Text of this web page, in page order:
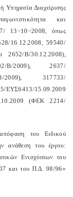
Υπηρεσία Διαχείρισης
και
13−10−2008, όπως
16.12.2008, 59540/
2652/Β/30.12.2008),
Β/2009), 2637/
2009), 317733/
ΕΥΣ6413/15.09.2009
(ΦΕΚ 2214/
του Ειδικού
ανάθεση του έργου:
Ενισχύσεων του
και του Π.Δ. 98/96»